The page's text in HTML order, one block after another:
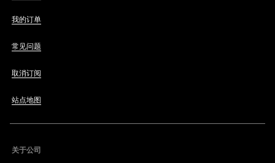
我的订单
常见问题
取消订阅
站点地图
关于公司